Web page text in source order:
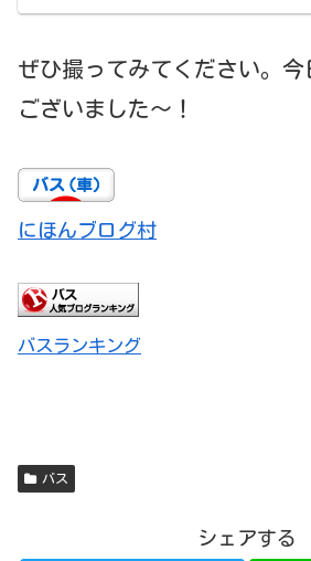
ぜひ撮ってみてください。今
ございました～！
にほんブログ村
バスランキング
バス
シェアする